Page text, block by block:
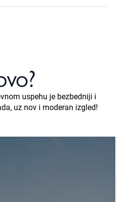
uspehu je bezbedniji i
uz nov i moderan izgled!